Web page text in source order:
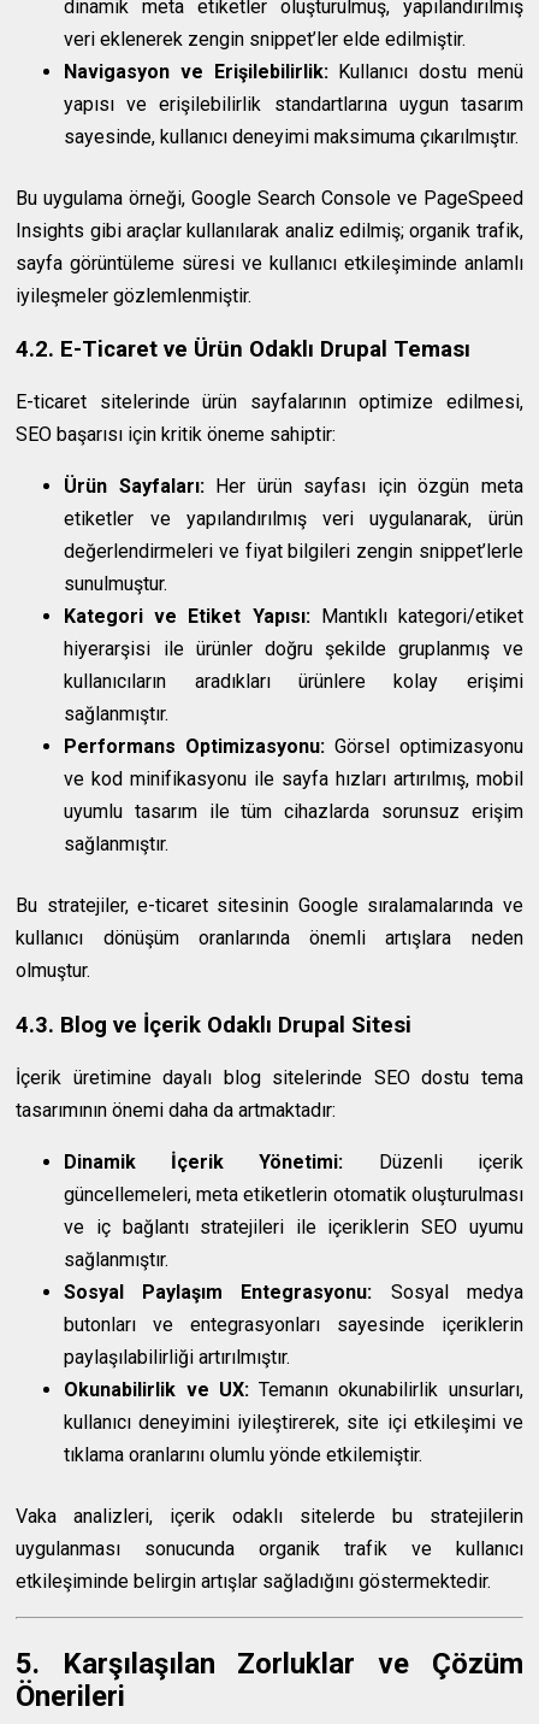
dinamik meta etiketler oluşturulmuş, yapılandırılmış
veri eklenerek zengin snippet’ler elde edilmiştir.
Navigasyon ve Erişilebilirlik:Kullanıcı dostu menü
yapısı ve erişilebilirlik standartlarına uygun tasarım
sayesinde, kullanıcı deneyimi maksimuma çıkarılmıştır.
Bu uygulama örneği, Google Search Console ve PageSpeed
Insights gibi araçlar kullanılarak analiz edilmiş; organik trafik,
sayfa görüntüleme süresi ve kullanıcı etkileşiminde anlamlı
iyileşmeler gözlemlenmiştir.
4.2. E-Ticaret ve Ürün Odaklı Drupal Teması
E-ticaret sitelerinde ürün sayfalarının optimize edilmesi,
SEO başarısı için kritik öneme sahiptir:
Ürün Sayfaları:Her ürün sayfası için özgün meta
etiketler ve yapılandırılmış veri uygulanarak, ürün
değerlendirmeleri ve fiyat bilgileri zengin snippet’lerle
sunulmuştur.
Kategori ve Etiket Yapısı:Mantıklı kategori/etiket
hiyerarşisi ile ürünler doğru şekilde gruplanmış ve
kullanıcıların aradıkları ürünlere kolay erişimi
sağlanmıştır.
Performans Optimizasyonu: Görsel optimizasyonu
ve kod minifikasyonu ile sayfa hızları artırılmış, mobil
uyumlu tasarım ile tüm cihazlarda sorunsuz erişim
sağlanmıştır.
Bu stratejiler, e-ticaret sitesinin Google sıralamalarında ve
kullanıcı dönüşüm oranlarında önemli artışlara neden
olmuştur.
4.3. Blog ve İçerik Odaklı Drupal Sitesi
İçerik üretimine dayalı blog sitelerinde SEO dostu tema
tasarımının önemi daha da artmaktadır:
Dinamik İçerik Yönetimi: Düzenli içerik
güncellemeleri, meta etiketlerin otomatik oluşturulması
ve iç bağlantı stratejileri ile içeriklerin SEO uyumu
sağlanmıştır.
Sosyal Paylaşım Entegrasyonu: Sosyal medya
butonları ve entegrasyonları sayesinde içeriklerin
paylaşılabilirliği artırılmıştır.
Okunabilirlik ve UX:Temanın okunabilirlik unsurları,
kullanıcı deneyimini iyileştirerek, site içi etkileşimi ve
tıklama oranlarını olumlu yönde etkilemiştir.
Vaka analizleri, içerik odaklı sitelerde bu stratejilerin
uygulanması sonucunda organik trafik ve kullanıcı
etkileşiminde belirgin artışlar sağladığını göstermektedir.
5. Karşılaşılan Zorluklar ve Çözüm
Önerileri